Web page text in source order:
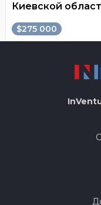
Киевской
$275 000